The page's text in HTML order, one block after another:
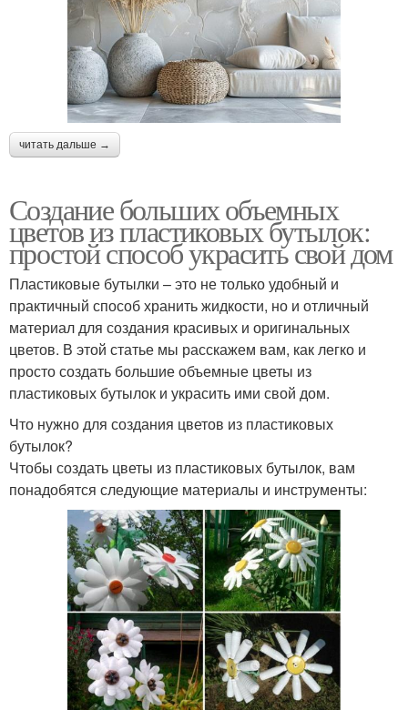
читать дальше →
Создание больших объемных
цветов из пластиковых бутылок:
простой способ украсить свой дом
Пластиковые бутылки – это не только удобный и
практичный способ хранить жидкости, но и отличный
материал для создания красивых и оригинальных
цветов. В этой статье мы расскажем вам, как легко и
просто создать большие объемные цветы из
пластиковых бутылок и украсить ими свой дом.
Что нужно для создания цветов из пластиковых
бутылок?
Чтобы создать цветы из пластиковых бутылок, вам
понадобятся следующие материалы и инструменты: